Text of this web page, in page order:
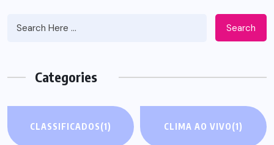
Search
Categories
CLASSIFICADOS(1) CLIMA AO VIVO(1)